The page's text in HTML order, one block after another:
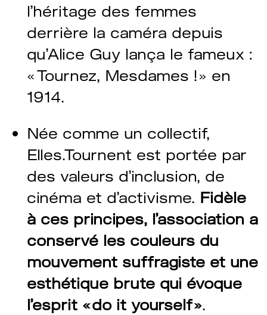
l’héritage des femmes
derrière la caméra depuis
qu’Alice Guy lança le fameux :
« Tournez, Mesdames ! » en
1914.
Née comme un collectif,
Elles.Tournent est portée par
des valeurs d’inclusion, de
cinéma et d’activisme. Fidèle
à ces principes, l’association a
conservé les couleurs du
mouvement suffragiste et une
esthétique brute qui évoque
l’esprit « do it yourself ».